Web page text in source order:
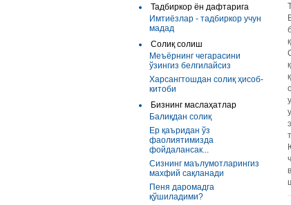
Тадбиркор ён дафтарига
Имтиёзлар - тадбиркор учун
мадад
Солиқ солиш
Меъёрнинг чегарасини
ўзингиз белгилайсиз
Харсангтошдан солиқ ҳисоб-
китоби
Бизнинг маслаҳатлар
Балиқдан солиқ
Ер қаъридан ўз
фаолиятимизда
фойдалансак...
Сизнинг маълумотларингиз
махфий сақланади
Пеня даромадга
қўшиладими?